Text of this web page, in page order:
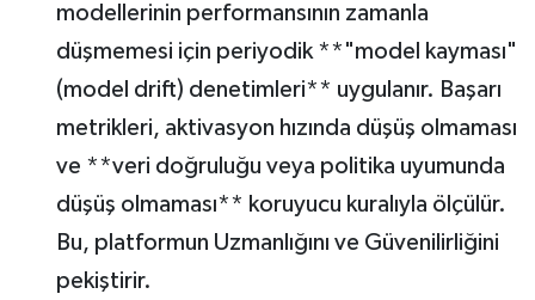
modellerinin performansının zamanla
düşmemesi için periyodik **"model kayması"
(model drift) denetimleri** uygulanır. Başarı
metrikleri, aktivasyon hızında düşüş olmaması
ve **veri doğruluğu veya politika uyumunda
düşüş olmaması** koruyucu kuralıyla ölçülür.
Bu, platformun Uzmanlığını ve Güvenilirliğini
pekiştirir.